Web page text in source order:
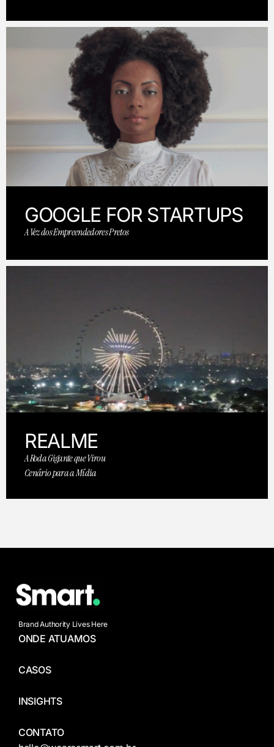
GOOGLE FOR STARTUPS
A Vez dos Empreendedores Pretos
REALME
A Roda Gigante que Virou
Cenário para a Mídia
Brand Authority Lives Here
ONDE ATUAMOS
CASOS
INSIGHTS
CONTATO